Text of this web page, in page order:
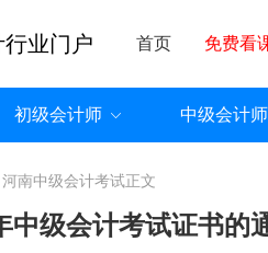
行业门户 首页 免费看
初级会计师 中级会计师
河南中级会计考试正文
级会计考试证书的